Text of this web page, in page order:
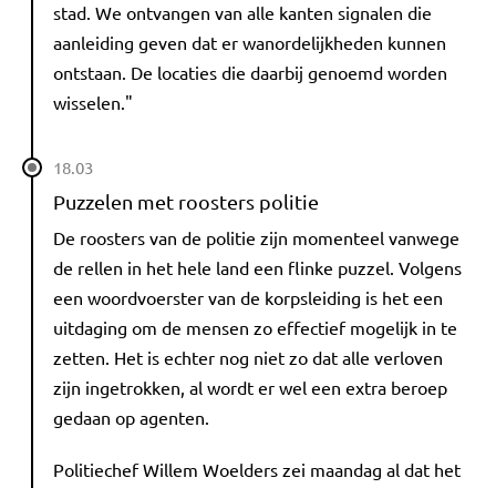
stad. We ontvangen van alle kanten signalen die
aanleiding geven dat er wanordelijkheden kunnen
ontstaan. De locaties die daarbij genoemd worden
wisselen."
18.03
Puzzelen met roosters politie
De roosters van de politie zijn momenteel vanwege
de rellen in het hele land een flinke puzzel. Volgens
een woordvoerster van de korpsleiding is het een
uitdaging om de mensen zo effectief mogelijk in te
zetten. Het is echter nog niet zo dat alle verloven
zijn ingetrokken, al wordt er wel een extra beroep
gedaan op agenten.
Politiechef Willem Woelders zei maandag al dat het